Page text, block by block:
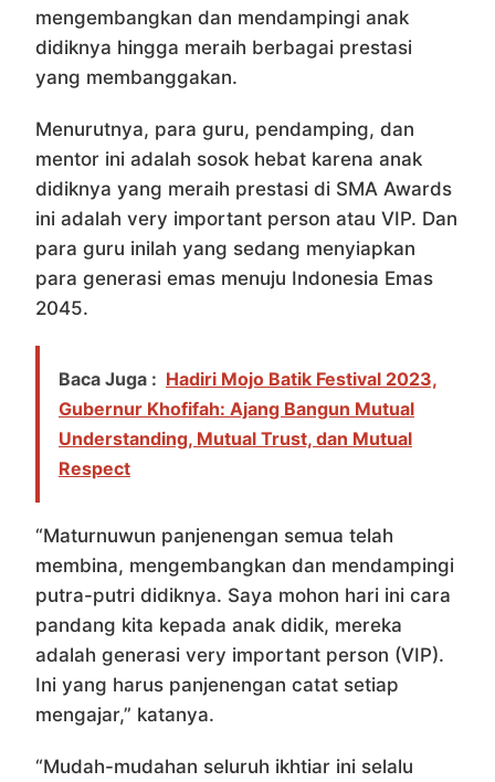
mengembangkan dan mendampingi anak
didiknya hingga meraih berbagai prestasi
yang membanggakan.
Menurutnya, para guru, pendamping, dan
mentor ini adalah sosok hebat karena anak
didiknya yang meraih prestasi di SMA Awards
ini adalah very important person atau VIP. Dan
para guru inilah yang sedang menyiapkan
para generasi emas menuju Indonesia Emas
2045.
Baca Juga : Hadiri Mojo Batik Festival 2023,
Gubernur Khofifah: Ajang Bangun Mutual
Understanding, Mutual Trust, dan Mutual
Respect
“Maturnuwun panjenengan semua telah
membina, mengembangkan dan mendampingi
putra-putri didiknya. Saya mohon hari ini cara
pandang kita kepada anak didik, mereka
adalah generasi very important person (VIP).
Ini yang harus panjenengan catat setiap
mengajar,” katanya.
“Mudah-mudahan seluruh ikhtiar ini selalu